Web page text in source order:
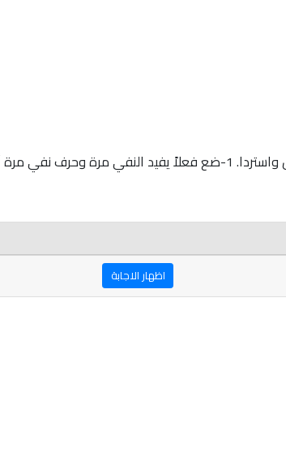
(2/2017) هل الزمن اللجوج الشكس إلا غريم النفس أقرض واستردا. 1-
اظهار الاجابة